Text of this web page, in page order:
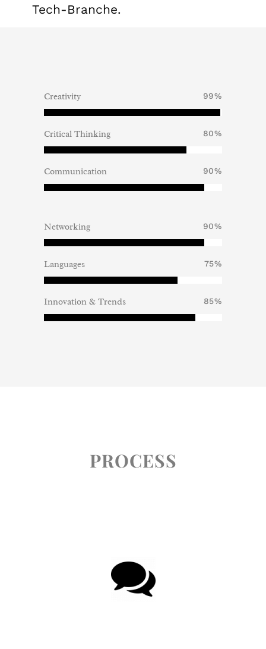
Tech-Branche.
Creativity 99%
Critical Thinking 80%
Communication 90%
Networking 90%
Languages 75%
Innovation & Trends 85%
PROCESS